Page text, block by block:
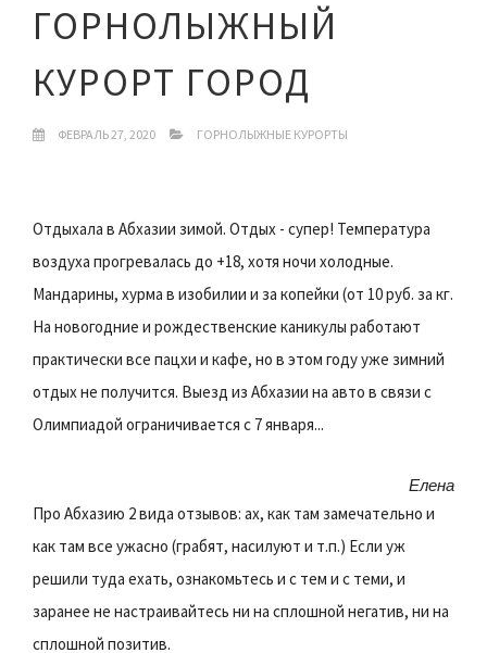
ГОРНОЛЫЖНЫЙ
КУРОРТ ГОРОД
ФЕВРАЛЬ 27, 2020 ГОРНОЛЫЖНЫЕ КУРОРТЫ
Отдыхала в Абхазии зимой. Отдых - супер! Температура
воздуха прогревалась до +18, хотя ночи холодные.
Мандарины, хурма в изобилии и за копейки (от 10 руб. за кг.
На новогодние и рождественские каникулы работают
практически все пацхи и кафе, но в этом году уже зимний
отдых не получится. Выезд из Абхазии на авто в связи с
Олимпиадой ограничивается с 7 января...
Елена
Про Абхазию 2 вида отзывов: ах, как там замечательно и
как там все ужасно (грабят, насилуют и т.п.) Если уж
решили туда ехать, ознакомьтесь и с тем и с теми, и
заранее не настраивайтесь ни на сплошной негатив, ни на
сплошной позитив.